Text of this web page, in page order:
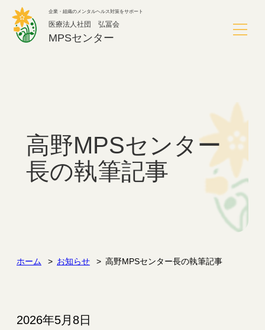
企業・組織のメンタルヘルス対策をサポート
医療法人社団 弘冨会
MPSセンター
導入事例
アクセス
高野MPSセンター
長の執筆記事
ホーム お知らせ 高野MPSセンター長の執筆記事
2026年5月8日